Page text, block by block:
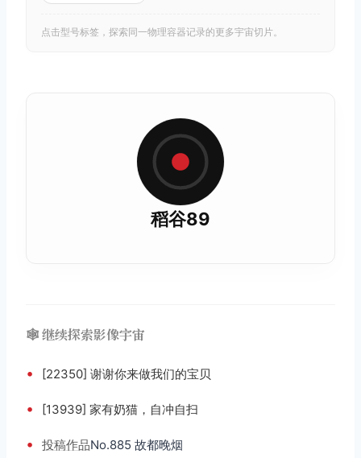
点击型号标签，探索同一物理容器记录的更多宇宙切片。
稻谷89
🕸️ 继续探索影像宇宙
• [22350] 谢谢你来做我们的宝贝
• [13939] 家有奶猫，自冲自扫
• 投稿作品No.885 故都晚烟